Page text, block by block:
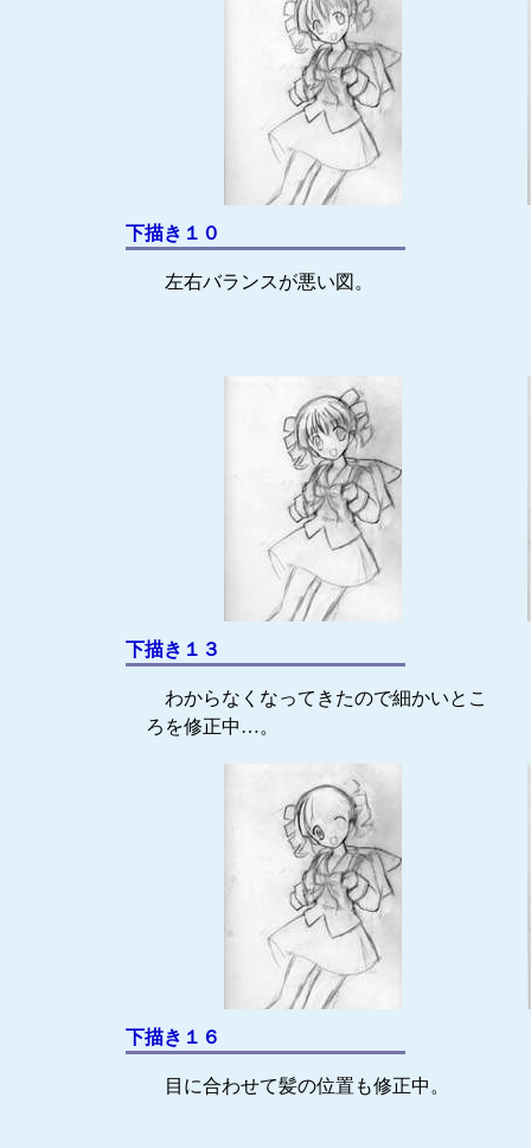
下描き１０
左右バランスが悪い図。
下描き１３
わからなくなってきたので細かいとこ
ろを修正中…。
下描き１６
目に合わせて髪の位置も修正中。